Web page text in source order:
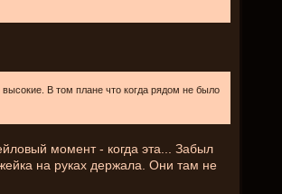
В том плане что когда рядом не было
момент - когда эта... Забыл
на руках держала. Они там не